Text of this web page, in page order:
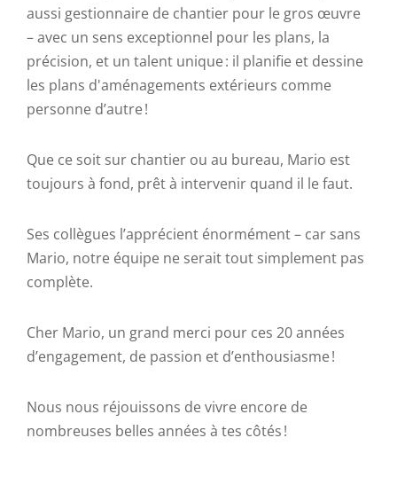
aussi gestionnaire de chantier pour le gros œuvre
– avec un sens exceptionnel pour les plans, la
précision, et un talent unique : il planifie et dessine
les plans d'aménagements extérieurs comme
personne d’autre !
Que ce soit sur chantier ou au bureau, Mario est
toujours à fond, prêt à intervenir quand il le faut.
Ses collègues l’apprécient énormément – car sans
Mario, notre équipe ne serait tout simplement pas
complète.
Cher Mario, un grand merci pour ces 20 années
d’engagement, de passion et d’enthousiasme !
Nous nous réjouissons de vivre encore de
nombreuses belles années à tes côtés !